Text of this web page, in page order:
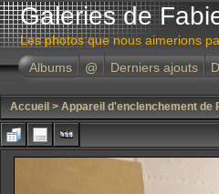
Galeries de
Les photos que nous aimerions
Albums
@ Derniers ajouts
Accueil > Appareil d'enclenchement de